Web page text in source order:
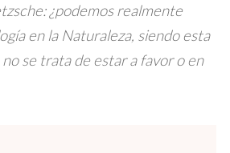
¿podemos realmente
en la Naturaleza, siendo esta
se trata de estar a favor o en